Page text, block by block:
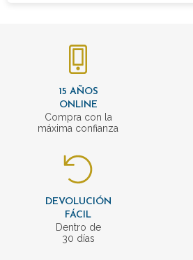
15 AÑOS
ONLINE
Compra con la
máxima confianza
DEVOLUCIÓN
FÁCIL
Dentro de
30 días